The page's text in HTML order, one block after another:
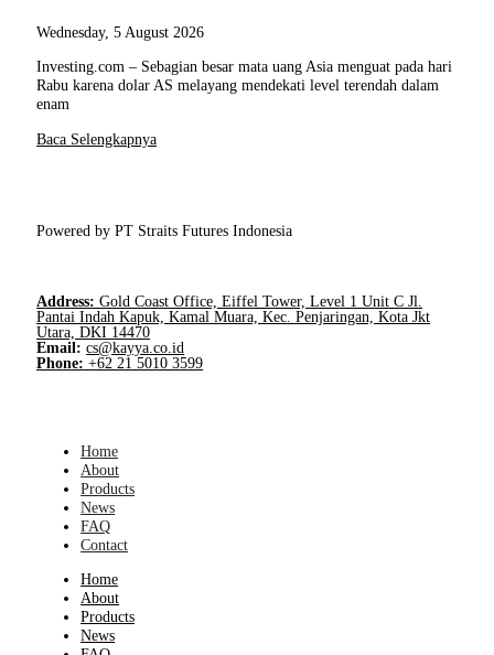
Wednesday, 5 August 2026
Investing.com – Sebagian besar mata uang Asia menguat pada hari
Rabu karena dolar AS melayang mendekati level terendah dalam
enam
Baca Selengkapnya
Powered by PT Straits Futures Indonesia
Address: Gold Coast Office, Eiffel Tower, Level 1 Unit C Jl.
Pantai Indah Kapuk, Kamal Muara, Kec. Penjaringan, Kota Jkt
Utara, DKI 14470
Email: cs@kayya.co.id
Phone: +62 21 5010 3599
Home
About
Products
News
FAQ
Contact
Home
About
Products
News